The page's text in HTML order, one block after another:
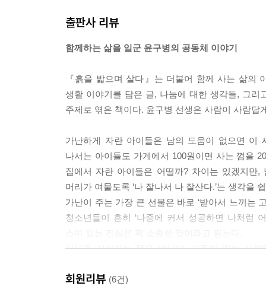
출판사 리뷰
함께하는 삶을 일군 윤구병의 공동체 이야기
『흙을 밟으며 살다』는 더불어 함께 사는 삶의
생활 이야기를 담은 글, 나눔에 대한 생각들, 그리
주제로 엮은 책이다. 윤구병 선생은 사람이 사람
가난하게 자란 아이들은 남의 도움이 없으면 이
나서는 아이들도 가게에서 100원이면 사는 껌을
집에서 자란 아이들은 어떨까? 차이는 있겠지
머리가 여물도록 ‘나 잘나서 나 잘산다.’는 생각을
가난이 주는 가장 큰 선물은 바로 ‘받아서 느끼는
청소년들이 흔히 ‘나중에 커서 성공하면 나처럼
가난을 기리자는 뜻은 아니다. 그동안 있는 사
사회가 총체적으로 연관되어 있다는 것, 어느 누
회원리뷰 (6건)